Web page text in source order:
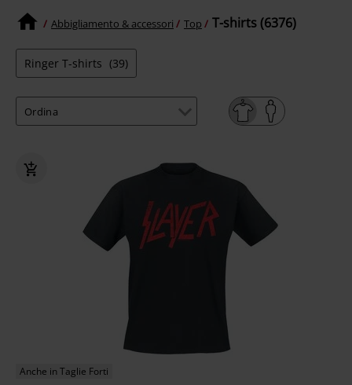
Abbigliamento & accessori Top T-shirts (6376)
Ringer T-shirts (39)
Anche in Taglie Forti